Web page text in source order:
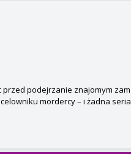
przed podejrzanie znajomym
mordercy – i żadna